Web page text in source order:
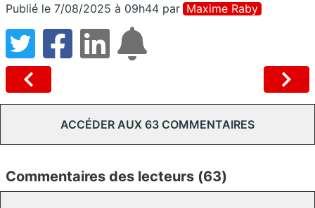
Publié le 7/08/2025 à 09h44 par Maxime Raby
ACCÉDER AUX 63 COMMENTAIRES
Commentaires des lecteurs (63)